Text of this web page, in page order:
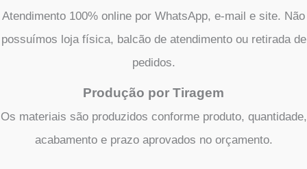
Atendimento 100% online por WhatsApp, e-mail e site. Não
possuímos loja física, balcão de atendimento ou retirada de
pedidos.
Produção por Tiragem
Os materiais são produzidos conforme produto, quantidade,
acabamento e prazo aprovados no orçamento.